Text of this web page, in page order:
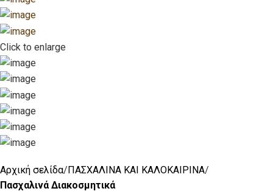
Click to enlarge
Αρχική σελίδα ΠΑΣΧΑΛΙΝΑ ΚΑΙ ΚΑΛΟΚΑΙΡΙΝΑ
Πασχαλινά Διακοσμητικά